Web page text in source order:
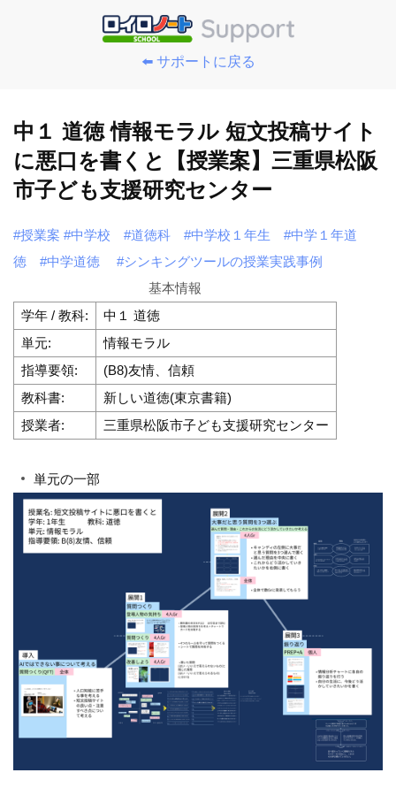
⬅️ サポートに戻る
中１ 道徳 情報モラル 短文投稿サイト
に悪口を書くと【授業案】三重県松阪
市子ども支援研究センター
#授業案 #中学校 #道徳科 #中学校１年生
#中学１年道
徳
#中学道徳
#シンキングツールの授業実践事例
基本情報
学年 / 教科:
中１ 道徳
単元:
情報モラル
指導要領:
(B8)友情、信頼
教科書:
新しい道徳(東京書籍)
授業者:
三重県松阪市子ども支援研究センター
単元の一部